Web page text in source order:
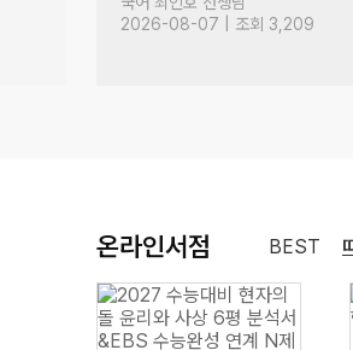
2026-08-07 | 조회 3,209
온라인서점 BEST